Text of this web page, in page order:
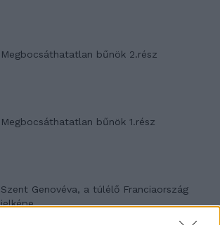
Megbocsáthatatlan bűnök 2.rész
Megbocsáthatatlan bűnök 1.rész
Szent Genovéva, a túlélő Franciaország
jelképe